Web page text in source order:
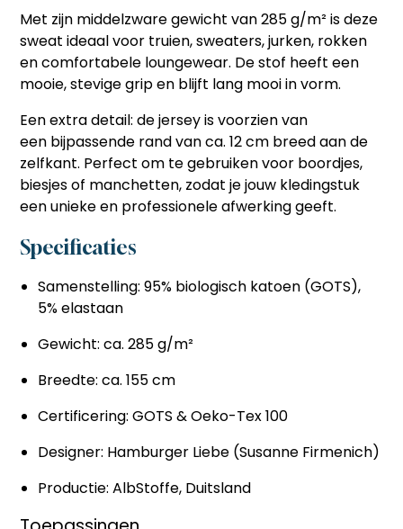
Met zijn middelzware gewicht van285 g/m² is deze
sweat ideaal voor truien, sweaters, jurken, rokken
en comfortabele loungewear. De stof heeft een
mooie, stevige grip en blijft lang mooi in vorm.
Een extra detail: de jersey is voorzien van
een bijpassende rand van ca. 12 cm breedaan de
zelfkant. Perfect om te gebruiken voor boordjes,
biesjes of manchetten, zodat je jouw kledingstuk
een unieke en professionele afwerking geeft.
Specificaties
Samenstelling: 95% biologisch katoen (GOTS),
5% elastaan
Gewicht: ca. 285 g/m²
Breedte: ca. 155 cm
Certificering: GOTS & Oeko-Tex 100
Designer: Hamburger Liebe (Susanne Firmenich)
Productie: AlbStoffe, Duitsland